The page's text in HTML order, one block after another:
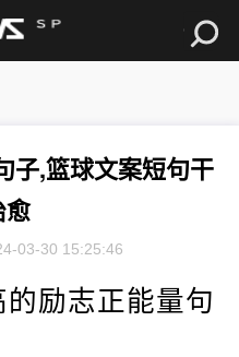
子,篮球文案短句干
愈
03-30 15:25:46
励志正能量句